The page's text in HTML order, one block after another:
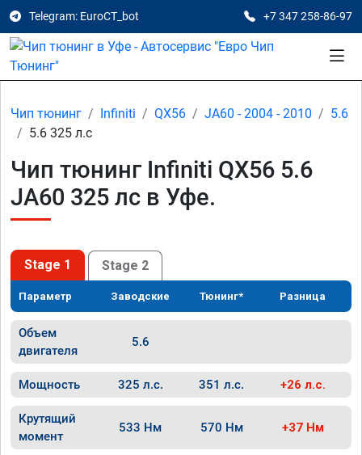
Telegram: EuroCT_bot +7 347 258-86-97
Чип тюнинг Infiniti QX56 JA60 - 2004 - 2010
5.6
5.6 325 л.с
Чип тюнинг Infiniti QX56 5.6
JA60 325 лс в Уфе.
Stage 1 Stage 2
Параметр Заводские Тюнинг* Разница
Объем
двигателя
5.6
Мощность 325 л.с. 351 л.с. +26 л.с.
Крутящий
момент
533 Нм 570 Нм +37 Нм